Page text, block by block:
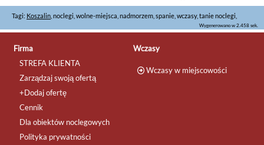
Tagi: Koszalin , noclegi, wolne-miejsca, nadmorzem, spanie, wczasy, tanie noclegi,
Wygenerowano w 2.458 sek.
Firma
STREFA KLIENTA
Zarządzaj swoją ofertą
+Dodaj ofertę
Cennik
Dla obiektów noclegowych
Polityka prywatności
Wczasy
Wczasy w miejscowości